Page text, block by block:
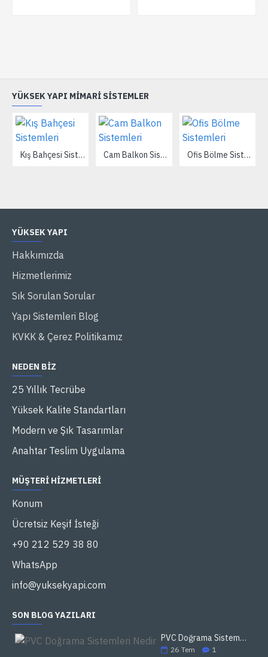
YÜKSEK YAPI MIMARI SISTEMLER
Kış Bahçesi Sistemleri Cam Balkon Sistemleri Ofis Bölme Sistemleri
YÜKSEK YAPI
Hakkımızda
Hizmetlerimiz
Sık Sorulan Sorular
Yapı Sistemleri Blog
KVKK & Çerez Politikamız
NEDEN BIZ
25 Yıllık Tecrübe
Yüksek Kalite Standartları
Modern ve Şık Tasarımlar
Anahtar Teslim Uygulama
MÜŞTERI HIZMETLERI
Konum
Ücretsiz Keşif İsteği
+90 212 529 38 80
WhatsApp
info@yuksekyapi.com
SON BLOG YAZILARI
PVC Doğrama Sistemleri Nedir
26 Tem 1